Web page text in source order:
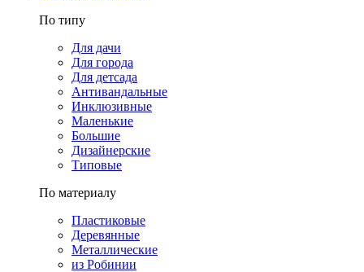
По типу
Для дачи
Для города
Для детсада
Антивандальные
Инклюзивные
Маленькие
Большие
Дизайнерские
Типовые
По материалу
Пластиковые
Деревянные
Металлические
из Робинии